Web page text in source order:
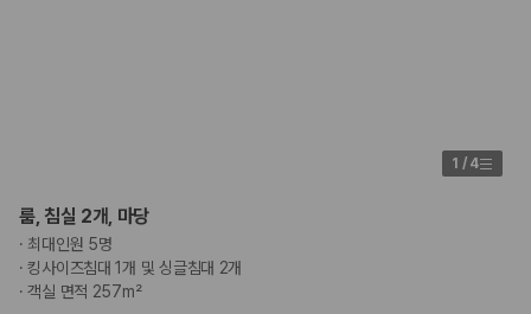
1 / 4
룸, 침실 2개, 마당
· 최대인원 5명
·킹사이즈침대 1개 및 싱글침대 2개
·객실 면적 257m²